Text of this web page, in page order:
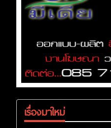
เรื่องมาใหม่